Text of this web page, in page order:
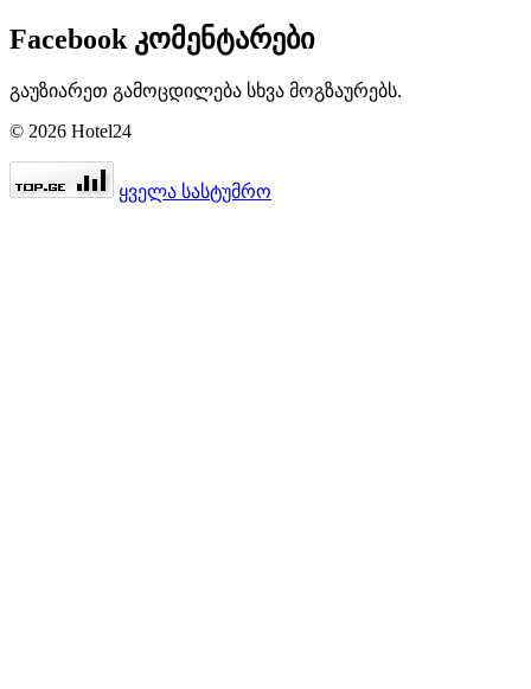
Facebook კომენტარები
გაუზიარეთ გამოცდილება სხვა მოგზაურებს.
© 2026 Hotel24
ყველა სასტუმრო